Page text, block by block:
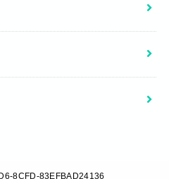
8CFD-83EFBAD24136